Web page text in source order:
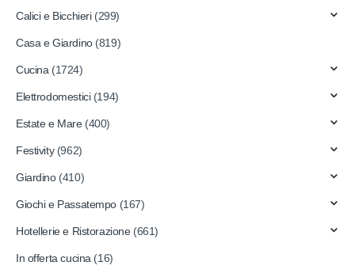
Calici e Bicchieri (299)
Casa e Giardino (819)
Cucina (1724)
Elettrodomestici (194)
Estate e Mare (400)
Festivity (962)
Giardino (410)
Giochi e Passatempo (167)
Hotellerie e Ristorazione (661)
In offerta cucina (16)